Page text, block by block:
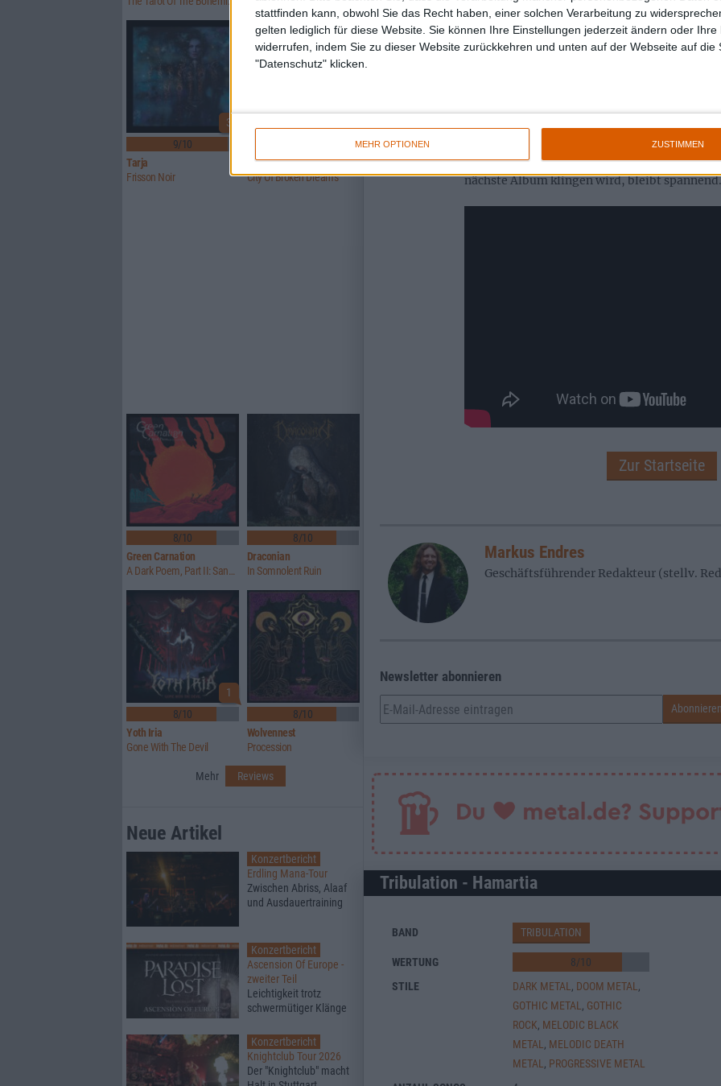
stattfinden kann, obwohl Sie das Recht haben, einer solchen Verarbeitung zu
gelten lediglich für diese Website. Sie können Ihre Einstellungen jederzeit ändern oder Ihre
widerrufen, indem Sie zu dieser Website zurückkehren und unten auf der Webseite auf die
"Datenschutz" klicken.
MEHR OPTIONEN ZUSTIMMEN
Gesang in den Strophen, welcher im Refrain
Tobias Forge (GHOST) erinnert, aber
bisherigen Entwicklung weiter. Der Weggang
zumindest auf EP-Länge keine negativen
nächste Album klingen wird, bleibt spannend.
Zur Startseite
Markus Endres
Geschäftsführender Redakteur (stellv.
Newsletter abonnieren
Tribulation - Hamartia
BAND TRIBULATION
WERTUNG 8/10
STILE
DARK METAL , DOOM METAL ,
GOTHIC METAL , GOTHIC
ROCK, MELODIC BLACK
METAL , MELODIC DEATH
METAL , PROGRESSIVE METAL
3
9/10
Tarja
Frisson Noir
Imparity
City Of Broken Dreams
8/10
Green Carnation
A Dark Poem, Part II: Sanguis
8/10
Draconian
In Somnolent Ruin
1
8/10
Yoth Iria
Gone With The Devil
8/10
Wolvennest
Procession
Mehr Reviews
Neue Artikel
Konzertbericht
Erdling Mana-Tour
Zwischen Abriss, Alaaf
und Ausdauertraining
Konzertbericht
Ascension Of Europe -
zweiter Teil
Leichtigkeit trotz
schwermütiger Klänge
Konzertbericht
Knightclub Tour 2026
Der "Knightclub" macht